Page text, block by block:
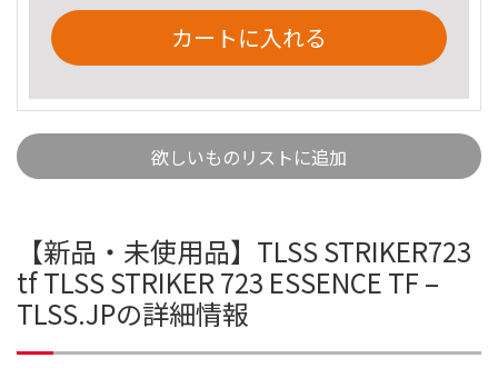
カートに入れる
欲しいものリストに追加
【新品・未使用品】TLSS STRIKER723
tf TLSS STRIKER 723 ESSENCE TF –
TLSS.JPの詳細情報